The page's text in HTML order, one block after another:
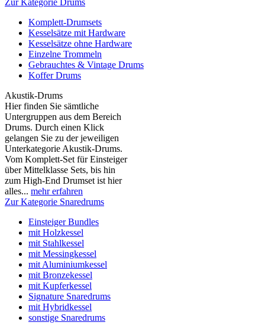
Zur Kategorie Drums
Komplett-Drumsets
Kesselsätze mit Hardware
Kesselsätze ohne Hardware
Einzelne Trommeln
Gebrauchtes & Vintage Drums
Koffer Drums
Akustik-Drums
Hier finden Sie sämtliche
Untergruppen aus dem Bereich
Drums. Durch einen Klick
gelangen Sie zu der jeweiligen
Unterkategorie Akustik-Drums.
Vom Komplett-Set für Einsteiger
über Mittelklasse Sets, bis hin
zum High-End Drumset ist hier
alles... mehr erfahren
Zur Kategorie Snaredrums
Einsteiger Bundles
mit Holzkessel
mit Stahlkessel
mit Messingkessel
mit Aluminiumkessel
mit Bronzekessel
mit Kupferkessel
Signature Snaredrums
mit Hybridkessel
sonstige Snaredrums